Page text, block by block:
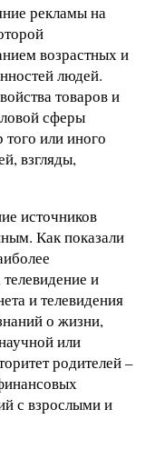
рекламы на
возрастных и
людей.
товаров и
сферы
того или иного
взгляды,
источников
Как показали
и
и телевидения
о жизни,
или
родителей –
с взрослыми и